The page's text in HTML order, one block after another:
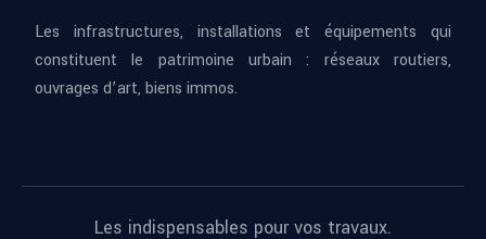
Les infrastructures, installations et équipements qui
constituent le patrimoine urbain : réseaux routiers,
ouvrages d’art, biens immos.
Les indispensables pour vos travaux.